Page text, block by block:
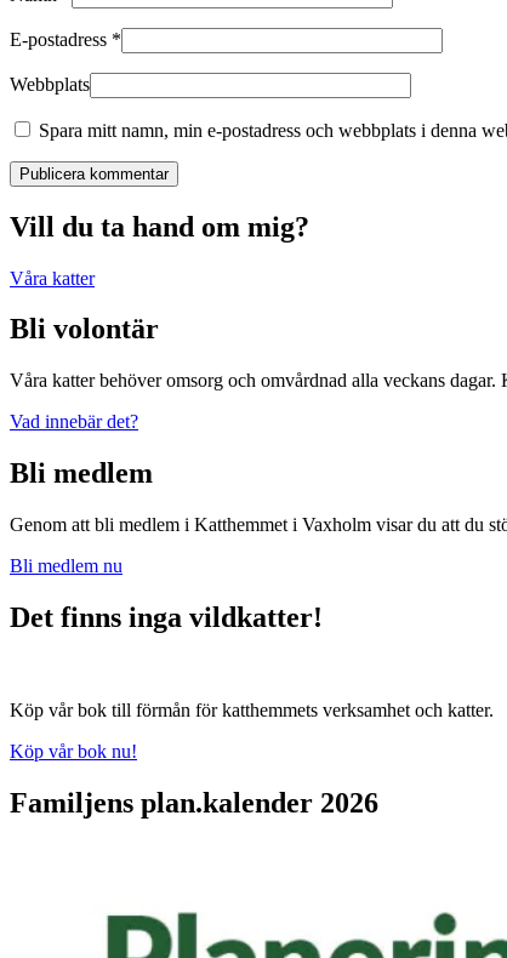
E-postadress *
Webbplats
Spara mitt namn, min e-postadress och webbplats i denna
Publicera kommentar
Vill du ta hand om mig?
Våra katter
Bli volontär
Våra katter behöver omsorg och omvårdnad alla veckans
Vad innebär det?
Bli medlem
Genom att bli medlem i Katthemmet i Vaxholm visar du att du
Bli medlem nu
Det finns inga vildkatter!
Köp vår bok till förmån för katthemmets verksamhet och katter.
Köp vår bok nu!
Familjens plan.kalender 2026